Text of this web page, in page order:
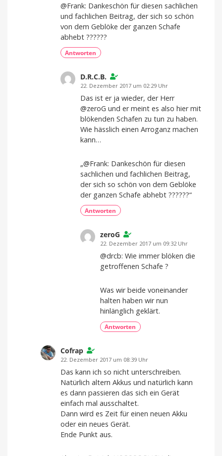
@Frank: Dankeschön für diesen sachlichen
und fachlichen Beitrag, der sich so schön
von dem Geblöke der ganzen Schafe
abhebt ??????
Antworten
D.R.C.B.
22. Dezember 2017 um 02:29 Uhr
Das ist er ja wieder, der Herr
@zeroG und er meint es also hier mit
blökenden Schafen zu tun zu haben.
Wie hässlich einen Arroganz machen
kann…
„@Frank: Dankeschön für diesen
sachlichen und fachlichen Beitrag,
der sich so schön von dem Geblöke
der ganzen Schafe abhebt ??????“
Antworten
zeroG
22. Dezember 2017 um 09:32 Uhr
@drcb: Wie immer blöken die
getroffenen Schafe ?
Was wir beide voneinander
halten haben wir nun
hinlänglich geklärt.
Antworten
Cofrap
22. Dezember 2017 um 08:39 Uhr
Das kann ich so nicht unterschreiben.
Natürlich altern Akkus und natürlich kann
es dann passieren das sich ein Gerät
einfach mal ausschaltet.
Dann wird es Zeit für einen neuen Akku
oder ein neues Gerät.
Ende Punkt aus.